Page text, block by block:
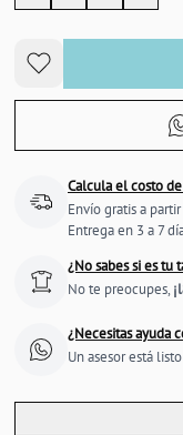
Calcula el costo
Envío gratis a
Entrega en 3 a 7
¿No sabes si es tu
No te preocupes,
¿Necesitas ayuda
Un asesor está